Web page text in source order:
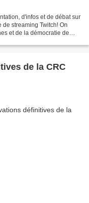
d'infos et de débat sur
streaming Twitch! On
et de la démocratie de
de la CRC